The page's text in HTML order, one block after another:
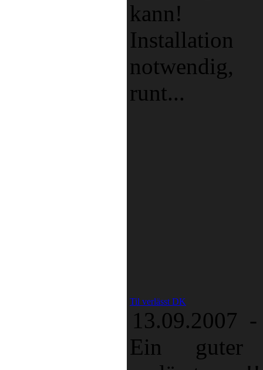
kann!
Installation
notwendig,
runt...
Til verlässt DK
13.09.2007
Ein guter